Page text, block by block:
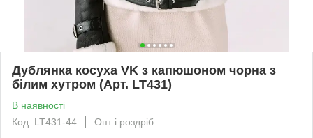
Дублянка косуха VK з капюшоном чорна з
білим хутром (Арт. LT431)
В наявності
Код: LT431-44
Опт і роздріб